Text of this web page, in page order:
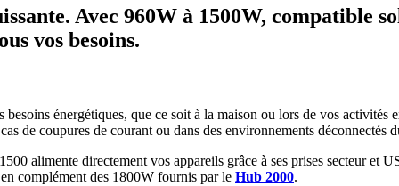
Avec 960W à 1500W, compatible
vos besoins.
énergétiques, que ce soit à la maison ou lors de vos
de coupures de courant ou dans des environnements déconnectés
alimente directement vos appareils grâce à ses prises secteur et
complément des 1800W fournis par le Hub 2000.